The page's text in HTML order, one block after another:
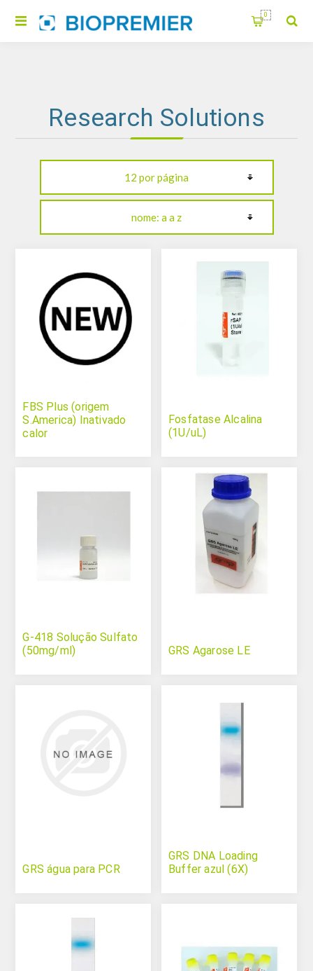
0
Research Solutions
FBS Plus (origem
S.America) Inativado
calor
Fosfatase Alcalina
(1U/uL)
G-418 Solução Sulfato
(50mg/ml)
GRS Agarose LE
GRS água para PCR
GRS DNA Loading
Buffer azul (6X)